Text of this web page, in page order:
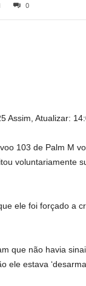
0
Assim, Atualizar:
103 de Palm M
voluntariamente
ele foi forçado a
que não havia
estava